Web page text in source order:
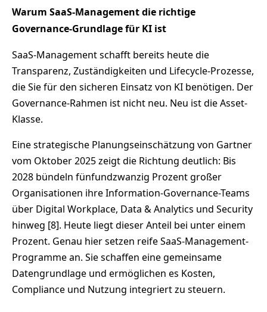
Warum SaaS-Management die richtige
Governance-Grundlage für KI ist
SaaS-Management schafft bereits heute die
Transparenz, Zuständigkeiten und Lifecycle-Prozesse,
die Sie für den sicheren Einsatz von KI benötigen. Der
Governance-Rahmen ist nicht neu. Neu ist die Asset-
Klasse.
Eine strategische Planungseinschätzung von Gartner
vom Oktober 2025 zeigt die Richtung deutlich: Bis
2028 bündeln fünfundzwanzig Prozent großer
Organisationen ihre Information-Governance-Teams
über Digital Workplace, Data & Analytics und Security
hinweg [8]. Heute liegt dieser Anteil bei unter einem
Prozent. Genau hier setzen reife SaaS-Management-
Programme an. Sie schaffen eine gemeinsame
Datengrundlage und ermöglichen es Kosten,
Compliance und Nutzung integriert zu steuern.